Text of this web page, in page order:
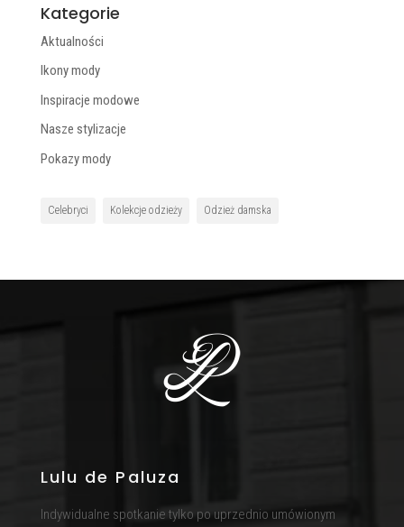
Kategorie
Aktualności
Ikony mody
Inspiracje modowe
Nasze stylizacje
Pokazy mody
Celebryci Kolekcje odzieży Odzież damska
Lulu de Paluza
Indywidualne spotkanie tylko po uprzednio umówionym